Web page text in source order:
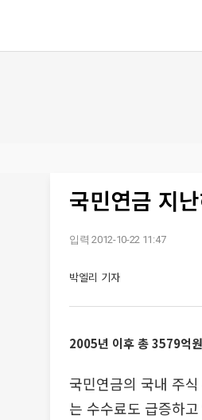
국민연금 지
입력 2012-10-22 11:47
박엘리 기자
2005년 이후 총 3579억
국민연금의 국내 주
는 수수료도 급증하